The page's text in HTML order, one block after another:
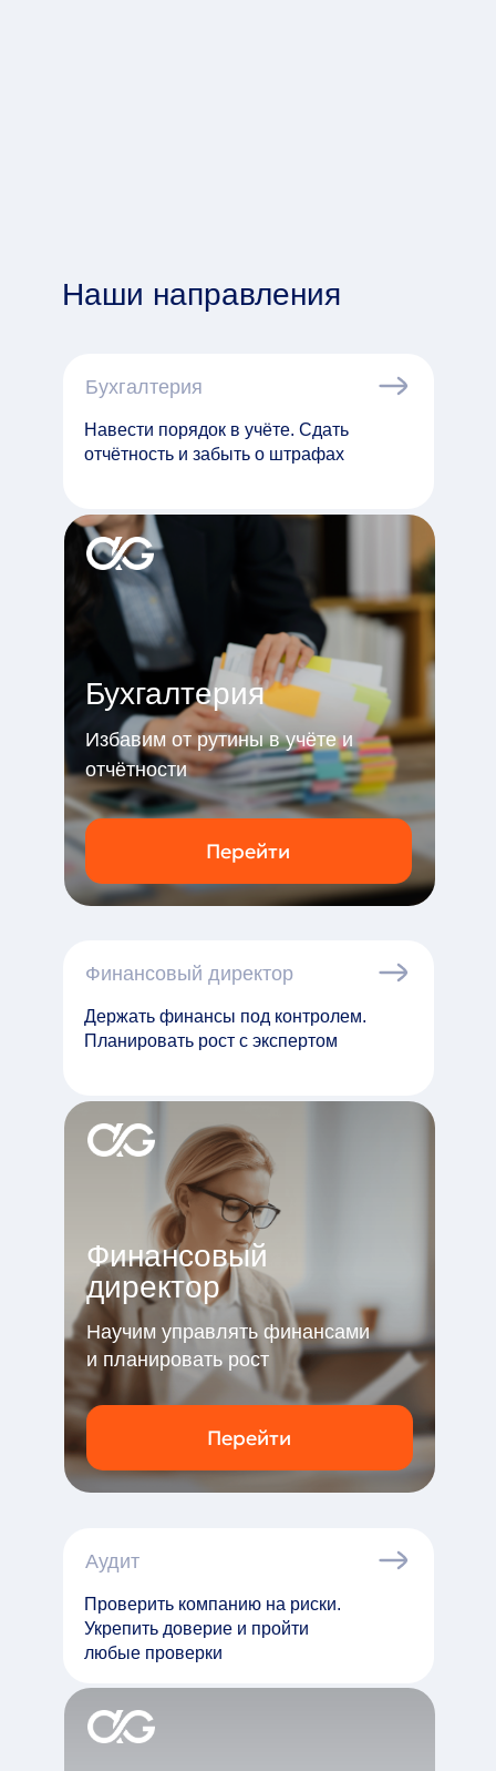
Наши направления
Бухгалтерия
Навести порядок в учёте. Сдать
отчётность и забыть о штрафах
Бухгалтерия
Избавим от рутины в учёте и
отчётности
Перейти
Финансовый директор
Держать финансы под контролем.
Планировать рост с экспертом
Финансовый
директор
Научим управлять финансами
и планировать рост
Перейти
Аудит
Проверить компанию на риски.
Укрепить доверие и пройти
любые проверки